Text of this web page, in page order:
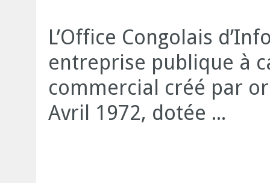
L’Office Congolais
entreprise publique à
commercial créé par
Avril 1972, dotée ...